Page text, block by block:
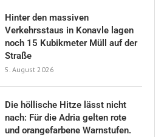
Hinter den massiven
Verkehrsstaus in Konavle lagen
noch 15 Kubikmeter Müll auf der
Straße
5. August 2026
Die höllische Hitze lässt nicht
nach: Für die Adria gelten rote
und orangefarbene Warnstufen.